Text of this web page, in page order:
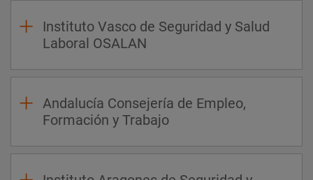
Instituto Vasco de Seguridad y Salud
Laboral OSALAN
Andalucía Consejería de Empleo,
Formación y Trabajo